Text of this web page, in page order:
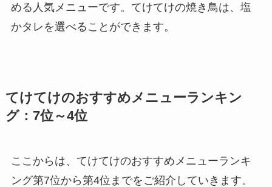
める人気メニューです。てけてけの焼き鳥は、塩
かタレを選べることができます。
てけてけのおすすめメニューランキン
グ：7位～4位
ここからは、てけてけのおすすめメニューランキ
ング第7位から第4位までをご紹介していきます。